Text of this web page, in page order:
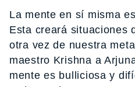
La mente en sí misma
Esta creará situaciones
otra vez de nuestra
maestro Krishna a
mente es bulliciosa y